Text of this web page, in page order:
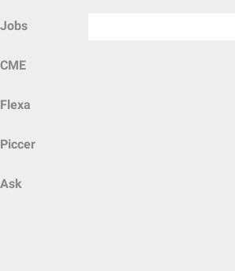
Jobs
CME
Flexa
Piccer
Ask